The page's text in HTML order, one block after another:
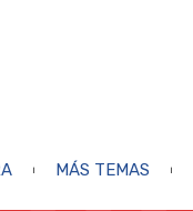
MÁS TEMAS